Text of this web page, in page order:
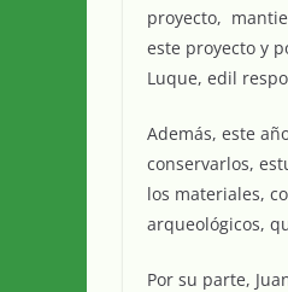
proyecto,
este proyecto y
Luque, edil
Además, este
conservarlos,
los materiales,
arqueológicos,
Por su parte,